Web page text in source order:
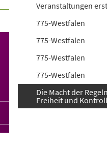
Veranstaltungen
775-Westfalen
775-Westfalen
775-Westfalen
775-Westfalen
Die Macht der
Freiheit und